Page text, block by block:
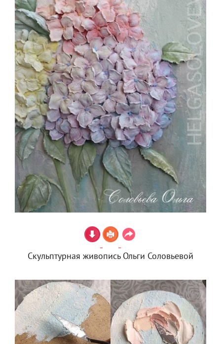
Скульптурная живопись Ольги Соловьевой